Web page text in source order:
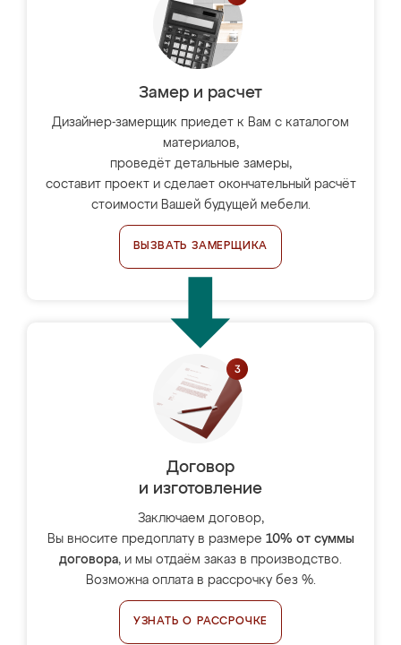
Замер и расчет
Дизайнер-замерщик приедет к Вам с каталогом
материалов,
проведёт детальные замеры,
составит проект и сделает окончательный расчёт
стоимости Вашей будущей мебели.
ВЫЗВАТЬ ЗАМЕРЩИКА
Договор
и изготовление
Заключаем договор,
Вы вносите предоплату в размере 10% от суммы
договора, и мы отдаём заказ в производство.
Возможна оплата в рассрочку без %.
УЗНАТЬ О РАССРОЧКЕ